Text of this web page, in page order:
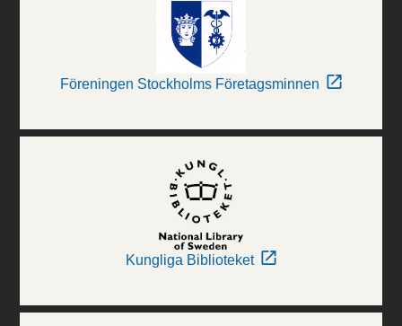
Föreningen Stockholms Företagsminnen
Kungliga Biblioteket